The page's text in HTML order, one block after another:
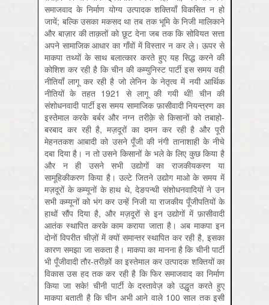
समाजवाद के निर्माण योग्य उत्पादक शक्तियाँ विकसित न हो
जायें; बल्कि उसका मकसद था तब तक भूमि के निजी मालिकाने
और बाज़ार की ताक़तों को छूट देना जब तक कि सोवियत सत्ता
अपने सामाजिक आधार का गाँवों में विस्तार न कर ले। ऊपर से
माकपा तथ्यों के साथ बलात्कार करते हुए यह सिद्ध करने की
कोशिश कर रही है कि चीन की कम्युनिस्ट पार्टी इस समय वही
नीतियाँ लागू कर रही है जो लेनिन के नेतृत्व में नयी आर्थिक
नीतियों के तहत 1921 से लागू की गयी थीं! चीन की
संशोधनवादी पार्टी इस समय सामाजिक फ़ासीवादी नियन्त्रण का
इस्तेमाल करके बर्बर और नग्न तरीक़े से किसानों को तबाहो-
बरबाद कर रही है, मज़दूरों का दमन कर रही है और पूरी
मेहनतकश आबादी को उसने पूँजी की नंगी तानाशाही के नीचे
दबा दिया है। न तो उसने किसानों के भले के लिए कुछ किया है
और न ही उसने सभी उद्योगों का राजकीयकरण या
सामूहिकीकरण किया है। उल्टे जितने उद्योग माओ के समय में
मज़दूरों के कम्यूनों के हाथ थे, देङपन्थी संशोधनवादियों ने उन
सभी कम्यूनों को भंग कर उन्हें निजी या राजकीय पूँजीपतियों के
हाथों सौंप दिया है, और मज़दूरों से इन उद्योगों में फ़ासीवादी
आतंक स्थापित करके काम कराया जाता है। अब माकपा इन
दोनों विपरीत चीज़ों में क्यों समान्तर स्थापित कर रही है, इसका
कारण समझा जा सकता है। माकपा का मानना है कि चीनी पार्टी
भी पूँजीवादी तौर-तरीक़ों का इस्तेमाल कर उत्पादक शक्तियों का
विकास उस हद तक कर रही है कि फिर समाजवाद का निर्माण
किया जा सके! चीनी पार्टी के दस्तावेज़ को उद्धृत करते हुए
माकपा बताती है कि चीन अभी आने वाले 100 साल तक इसी